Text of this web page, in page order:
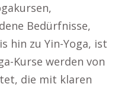
Bedürfnisse,
hin zu Yin-Yoga, ist
Kurse werden von
die mit klaren